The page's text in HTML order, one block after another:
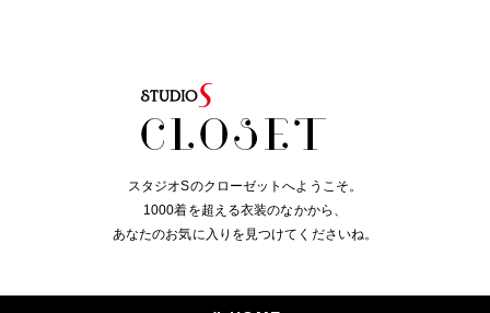
スタジオSのクローゼットへようこそ。
1000着を超える衣装のなかから、
あなたのお気に入りを見つけてくださいね。